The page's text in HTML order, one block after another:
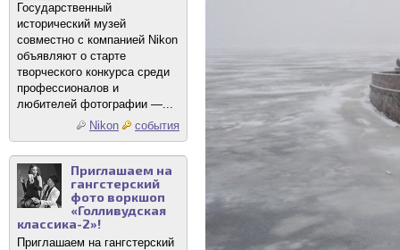
Государственный
исторический музей
совместно с компанией Nikon
объявляют о старте
творческого конкурса среди
профессионалов и
любителей фотографии —...
Nikon
события
Приглашаем на
гангстерский
фото воркшоп
«Голливудская
классика-2»!
Приглашаем на гангстерский